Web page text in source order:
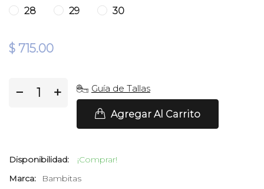
28
29 30
$ 715.00
− + Guía de Tallas
Agregar Al Carrito
Disponibilidad:
¡Comprar!
Marca:
Bambitas